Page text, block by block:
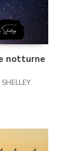
notturne